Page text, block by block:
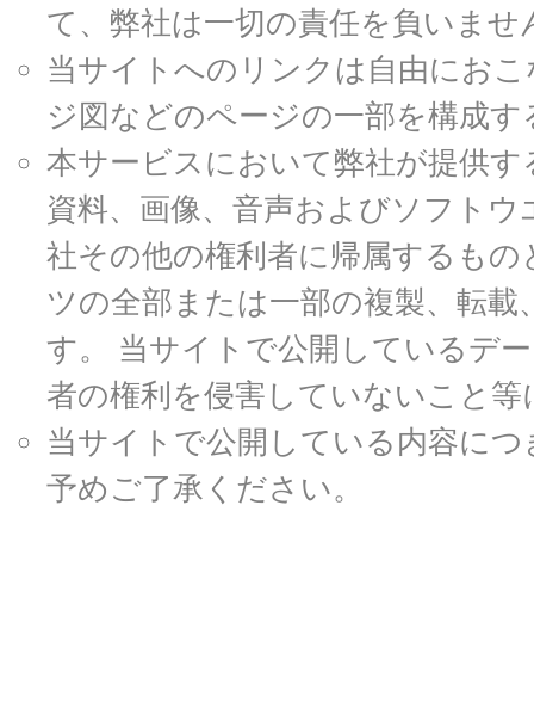
て、弊社は一切の責任を負いませ
当サイトへのリンクは自由にお
ジ図などのページの一部を構成
本サービスにおいて弊社が提供
資料、画像、音声およびソフト
社その他の権利者に帰属するも
ツの全部または一部の複製、転
す。 当サイトで公開しているデ
者の権利を侵害していないこと
当サイトで公開している内容に
予めご了承ください。